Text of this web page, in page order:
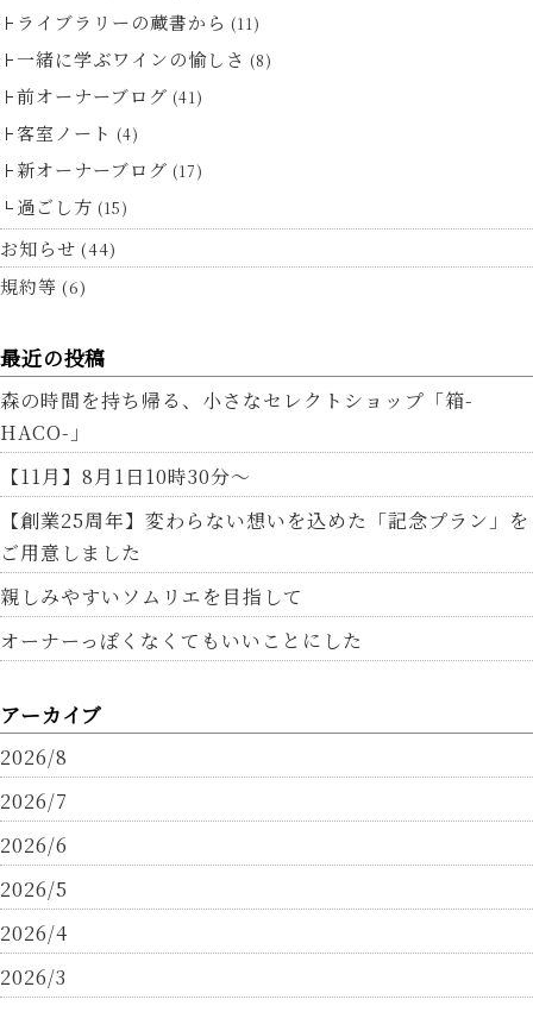
ライブラリーの蔵書から (11)
一緒に学ぶワインの愉しさ (8)
前オーナーブログ (41)
客室ノート (4)
新オーナーブログ (17)
過ごし方 (15)
お知らせ (44)
規約等 (6)
最近の投稿
森の時間を持ち帰る、小さなセレクトショップ「箱-
HACO-」
【11月】8月1日10時30分～
【創業25周年】変わらない想いを込めた「記念プラン」を
ご用意しました
親しみやすいソムリエを目指して
オーナーっぽくなくてもいいことにした
アーカイブ
2026/8
2026/7
2026/6
2026/5
2026/4
2026/3